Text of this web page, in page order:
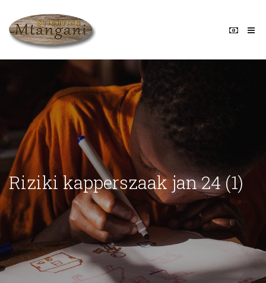
Riziki kapperszaak jan 24 (1)